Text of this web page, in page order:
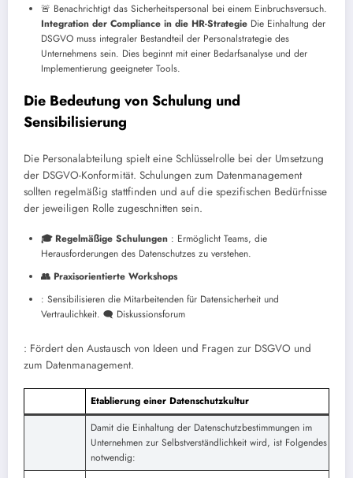
🚨 Benachrichtigt das Sicherheitspersonal bei einem Einbruchsversuch.
Integration der Compliance in die HR-Strategie Die Einhaltung der
DSGVO muss integraler Bestandteil der Personalstrategie des
Unternehmens sein. Dies beginnt mit einer Bedarfsanalyse und der
Implementierung geeigneter Tools.
Die Bedeutung von Schulung und
Sensibilisierung
Die Personalabteilung spielt eine Schlüsselrolle bei der Umsetzung
der DSGVO-Konformität. Schulungen zum Datenmanagement
sollten regelmäßig stattfinden und auf die spezifischen Bedürfnisse
der jeweiligen Rolle zugeschnitten sein.
🎓 Regelmäßige Schulungen : Ermöglicht Teams, die
Herausforderungen des Datenschutzes zu verstehen.
👥 Praxisorientierte Workshops
: Sensibilisieren die Mitarbeitenden für Datensicherheit und
Vertraulichkeit. 🗨️ Diskussionsforum
: Fördert den Austausch von Ideen und Fragen zur DSGVO und
zum Datenmanagement.
Etablierung einer Datenschutzkultur
Damit die Einhaltung der Datenschutzbestimmungen im
Unternehmen zur Selbstverständlichkeit wird, ist Folgendes
notwendig: